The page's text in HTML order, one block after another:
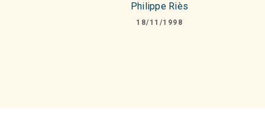
Philippe Riès
18/11/1998